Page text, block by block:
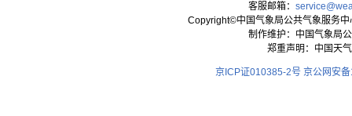
客服邮箱：
Copyright©中国气象局公共气象服务
制作维护：中国气象局
郑重声明：中国天
京ICP证010385-2号 京公网安